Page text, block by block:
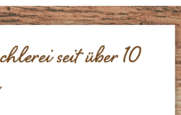
seit über 10